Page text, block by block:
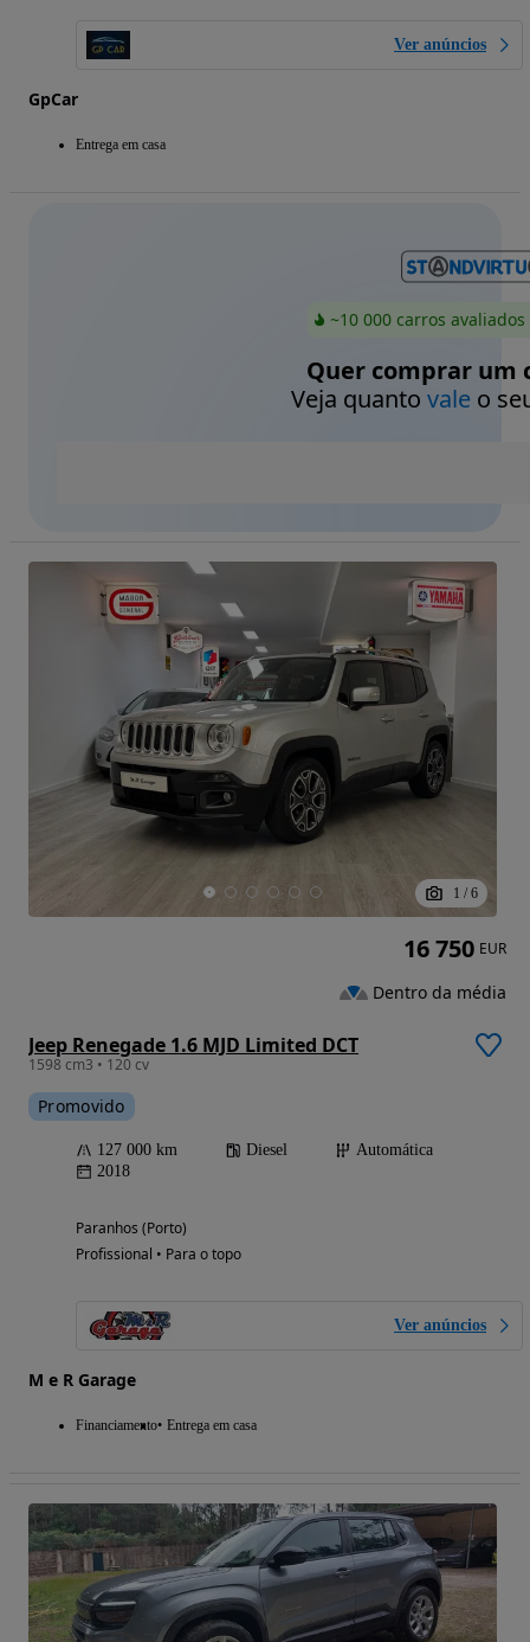
Ver anúncios
GpCar
Entrega em casa
~10 000 carros
Quer comprar um
Veja quanto valeo
1 / 6
Jeep Renegade 1.6 MJD Limited DCT
1598 cm3 • 120 cv
Promovido
127 000 km Diesel
Automática
2018
Paranhos (Porto)
Profissional • Para o topo
Ver anúncios
M e R Garage
Financiamento Entrega em casa
16 750 EUR
Dentro da média